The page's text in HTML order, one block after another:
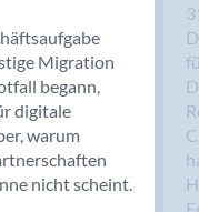
Migration
begann,
digitale
warum
nicht scheint.